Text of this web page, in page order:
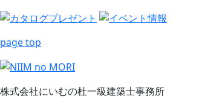
page top
株式会社にいむの杜一級建築士事務所